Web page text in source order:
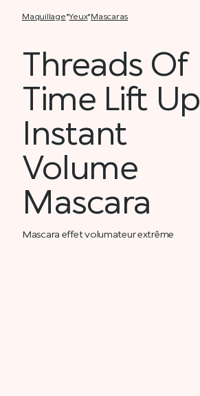
maquillage* yeux* mascaras
Threads Of
Time Lift Up
Instant
Volume
Mascara
Mascara effet volumateur extrême